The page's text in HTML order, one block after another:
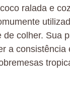
ralada e
colher. Sua
a